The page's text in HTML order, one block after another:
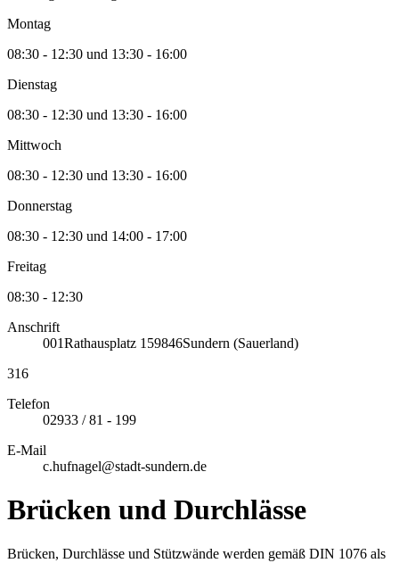
Montag
08:30 - 12:30 und 13:30 - 16:00
Dienstag
08:30 - 12:30 und 13:30 - 16:00
Mittwoch
08:30 - 12:30 und 13:30 - 16:00
Donnerstag
08:30 - 12:30 und 14:00 - 17:00
Freitag
08:30 - 12:30
Anschrift
001Rathausplatz 1 59846Sundern (Sauerland)
316
Telefon
02933 / 81 - 199
E-Mail
c.hufnagel@stadt-sundern.de
Brücken und Durchlässe
Brücken, Durchlässe und Stützwände werden gemäß DIN 1076 als